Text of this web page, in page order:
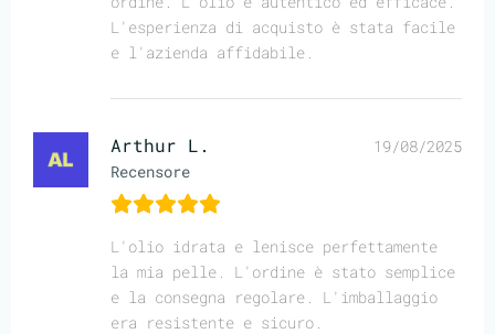
L'esperienza di acquisto è stata facile
e l'azienda affidabile.
Arthur L.
Recensore
19/08/2025
L'olio idrata e lenisce perfettamente
la mia pelle. L'ordine è stato semplice
e la consegna regolare. L'imballaggio
era resistente e sicuro.